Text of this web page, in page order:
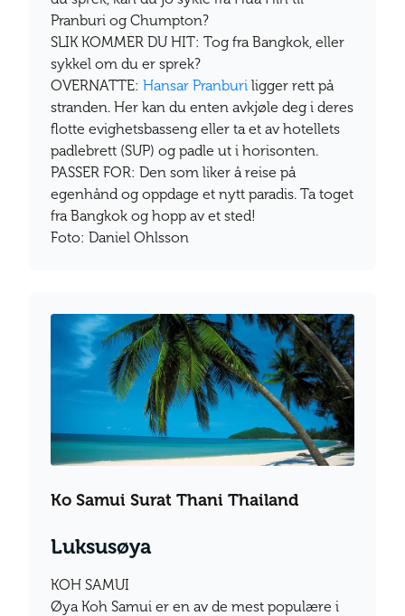
Pranburi og Chumpton?
SLIK KOMMER DU HIT: Tog fra Bangkok, eller
sykkel om du er sprek?
OVERNATTE: Hansar Pranburi ligger rett på
stranden. Her kan du enten avkjøle deg i deres
flotte evighetsbasseng eller ta et av hotellets
padlebrett (SUP) og padle ut i horisonten.
PASSER FOR: Den som liker å reise på
egenhånd og oppdage et nytt paradis. Ta toget
fra Bangkok og hopp av et sted!
Foto: Daniel Ohlsson
Ko Samui Surat Thani Thailand
Luksusøya
KOH SAMUI
Øya Koh Samui er en av de mest populære i